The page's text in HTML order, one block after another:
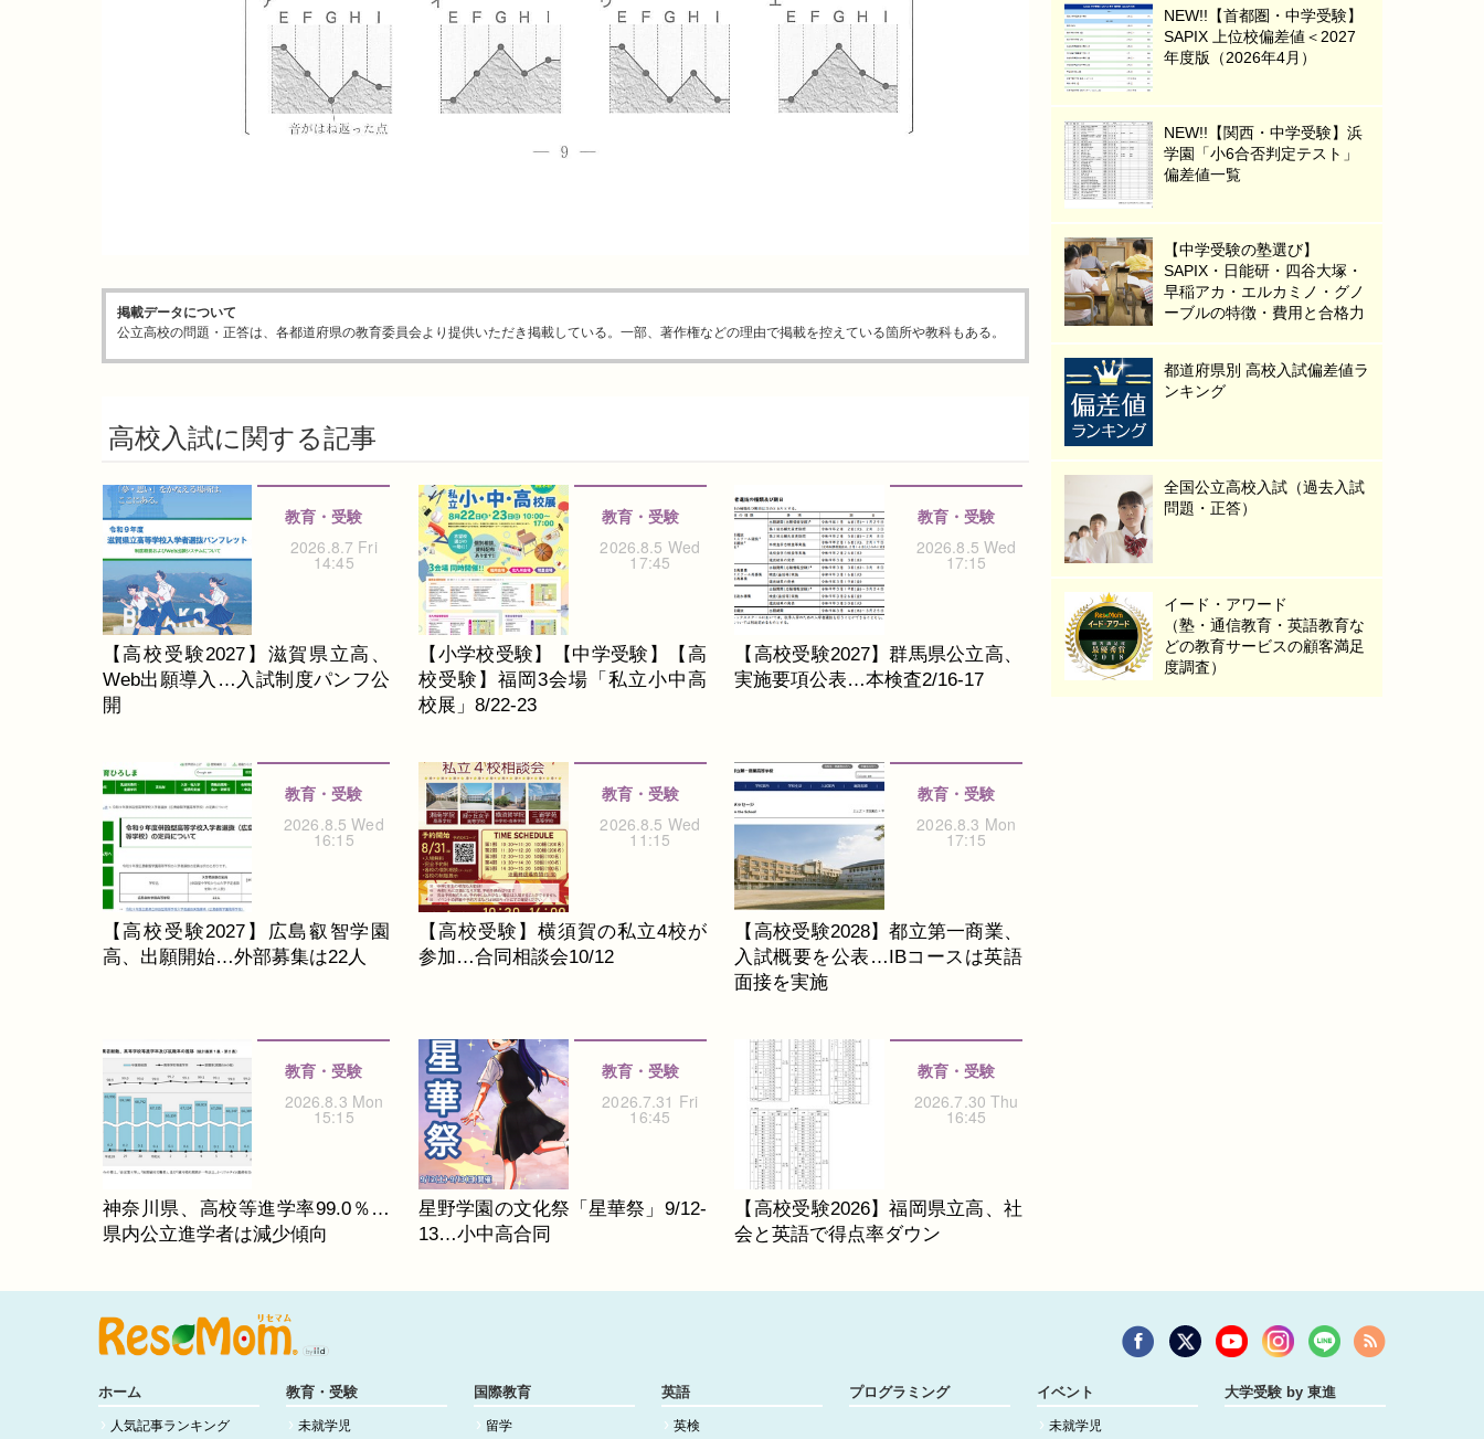
掲載データについて
公立高校の問題・正答は、各都道府県の教育委員会より提供いただき掲載している。一部、著作権などの理由で掲載を控えている箇所や教科もある。
高校入試に関する記事
【高校受験2027】滋賀県立高、
Web出願導入…入試制度パンフ公
開
教育・受験
2026.8.7 Fri
14:45
【小学校受験】【中学受験】【高
校受験】福岡3会場「私立小中高
校展」8/22-23
教育・受験
2026.8.5 Wed
17:45
【高校受験2027】群馬県公立高、
実施要項公表…本検査2/16-17
教育・受験
2026.8.5 Wed
17:15
【高校受験2027】広島叡智学園
高、出願開始…外部募集は22人
教育・受験
2026.8.5 Wed
16:15
【高校受験】横須賀の私立4校が
参加…合同相談会10/12
教育・受験
2026.8.5 Wed
11:15
【高校受験2028】都立第一商業、
入試概要を公表…IBコースは英語
面接を実施
教育・受験
2026.8.3 Mon
17:15
神奈川県、高校等進学率99.0％…
県内公立進学者は減少傾向
教育・受験
2026.8.3 Mon
15:15
星野学園の文化祭「星華祭」9/12-
13…小中高合同
教育・受験
2026.7.31 Fri
16:45
【高校受験2026】福岡県立高、社
会と英語で得点率ダウン
教育・受験
2026.7.30 Thu
16:45
NEW!!【首都圏・中学受験】
SAPIX 上位校偏差値＜2027
年度版（2026年4月）
NEW!!【関西・中学受験】浜
学園「小6合否判定テスト」
偏差値一覧
【中学受験の塾選び】
SAPIX・日能研・四谷大塚・
早稲アカ・エルカミノ・グノ
ーブルの特徴・費用と合格力
都道府県別 高校入試偏差値ラ
ンキング
全国公立高校入試（過去入試
問題・正答）
イード・アワード
（塾・通信教育・英語教育な
どの教育サービスの顧客満足
度調査）
ホーム
人気記事ランキング
教育・受験
未就学児
国際教育
留学
英語
英検
プログラミング イベント
未就学児
大学受験 by 東進